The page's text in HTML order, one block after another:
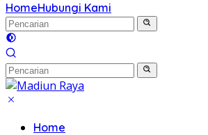
HomeHubungi Kami
Home